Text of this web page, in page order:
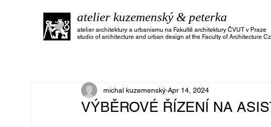
atelier kuzemenský & peterka
atelier architektury a urbanismu na Fakultě architektury ČVUT v Praze
studio of architecture and urban design at the Faculty of Architecture
VÝBĚROVÉ ŘÍZENÍ NA
michal kuzemenský Apr 14, 2024